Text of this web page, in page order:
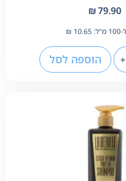
₪79.90
₪ 10.65
+ הוספה לסל